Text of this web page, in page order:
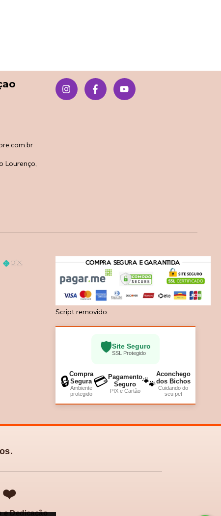
Lourenço,
Script removido:
🛡️Site Seguro
SSL Protegido
🔒
Compra
Segura
Ambiente
protegido
💳 Pagamento
Seguro
PIX e Cartão 🐾
Aconchego
dos Bichos
Cuidando do
seu pet
❤️
e Dedicação